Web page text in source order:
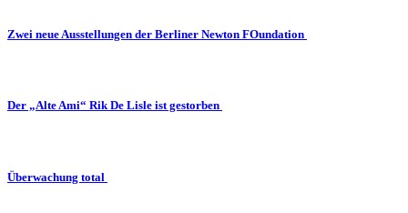
Zwei neue Ausstellungen der Berliner Newton FOundation
Der „Alte Ami“ Rik De Lisle ist gestorben
Überwachung total